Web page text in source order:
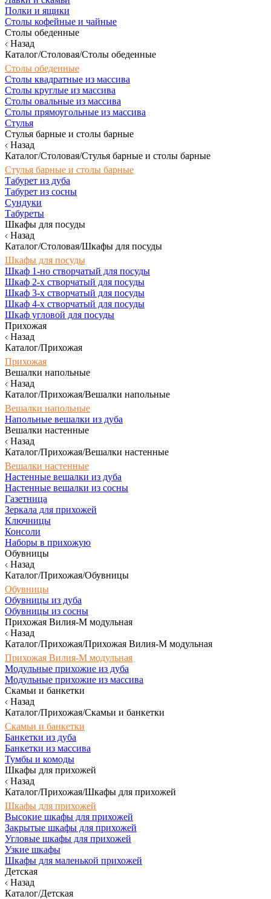
Полки и ящики
Столы кофейные и чайные
Столы обеденные
Назад
Каталог/Столовая/Столы обеденные
Столы обеденные
Столы квадратные из массива
Столы круглые из массива
Столы овальные из массива
Столы прямоугольные из массива
Стулья
Стулья барные и столы барные
Назад
Каталог/Столовая/Стулья барные и столы барные
Стулья барные и столы барные
Табурет из дуба
Табурет из сосны
Сундуки
Табуреты
Шкафы для посуды
Назад
Каталог/Столовая/Шкафы для посуды
Шкафы для посуды
Шкаф 1-но створчатый для посуды
Шкаф 2-х створчатый для посуды
Шкаф 3-х створчатый для посуды
Шкаф 4-х створчатый для посуды
Шкаф угловой для посуды
Прихожая
Назад
Каталог/Прихожая
Прихожая
Вешалки напольные
Назад
Каталог/Прихожая/Вешалки напольные
Вешалки напольные
Напольные вешалки из дуба
Вешалки настенные
Назад
Каталог/Прихожая/Вешалки настенные
Вешалки настенные
Настенные вешалки из дуба
Настенные вешалки из сосны
Газетница
Зеркала для прихожей
Ключницы
Консоли
Наборы в прихожую
Обувницы
Назад
Каталог/Прихожая/Обувницы
Обувницы
Обувницы из дуба
Обувницы из сосны
Прихожая Вилия-М модульная
Назад
Каталог/Прихожая/Прихожая Вилия-М модульная
Прихожая Вилия-М модульная
Модульные прихожие из дуба
Модульные прихожие из массива
Скамьи и банкетки
Назад
Каталог/Прихожая/Скамьи и банкетки
Скамьи и банкетки
Банкетки из дуба
Банкетки из массива
Тумбы и комоды
Шкафы для прихожей
Назад
Каталог/Прихожая/Шкафы для прихожей
Шкафы для прихожей
Высокие шкафы для прихожей
Закрытые шкафы для прихожей
Угловые шкафы для прихожей
Узкие шкафы
Шкафы для маленькой прихожей
Детская
Назад
Каталог/Детская